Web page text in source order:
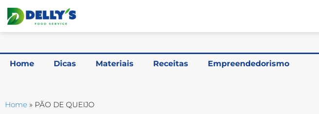
Home Dicas Materiais Receitas Empreendedorismo
Home » PÃO DE QUEIJO